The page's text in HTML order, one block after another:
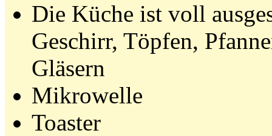
Die Küche ist voll
Geschirr, Töpfen,
Gläsern
Mikrowelle
Toaster